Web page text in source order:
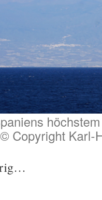
Copyright Karl-